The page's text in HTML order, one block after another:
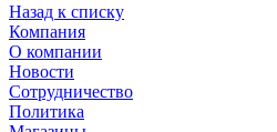
Назад к списку
Компания
О компании
Новости
Сотрудничество
Политика